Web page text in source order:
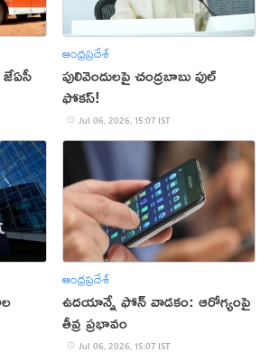
ఆంధ్రప్రదేశ్
పులివెందులపై చంద్రబాబు ఫుల్
ఫోకస్!
Jul 06, 2026, 15:07 IST
ఆంధ్రప్రదేశ్
ఉదయాన్నే ఫోన్ వాడకం: ఆరోగ్యంపై
తీవ్ర ప్రభావం
Jul 06, 2026, 15:07 IST